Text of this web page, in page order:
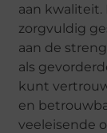
aan
zorgvuldig
aan de
als
kunt
en
veeleisende